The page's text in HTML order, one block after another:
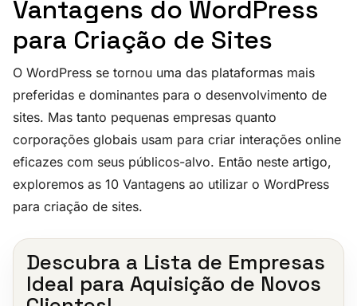
Vantagens do WordPress
para Criação de Sites
O WordPress se tornou uma das plataformas mais
preferidas e dominantes para o desenvolvimento de
sites. Mas tanto pequenas empresas quanto
corporações globais usam para criar interações online
eficazes com seus públicos-alvo. Então neste artigo,
exploremos as 10 Vantagens ao utilizar o WordPress
para criação de sites.
Descubra a Lista de Empresas
Ideal para Aquisição de Novos